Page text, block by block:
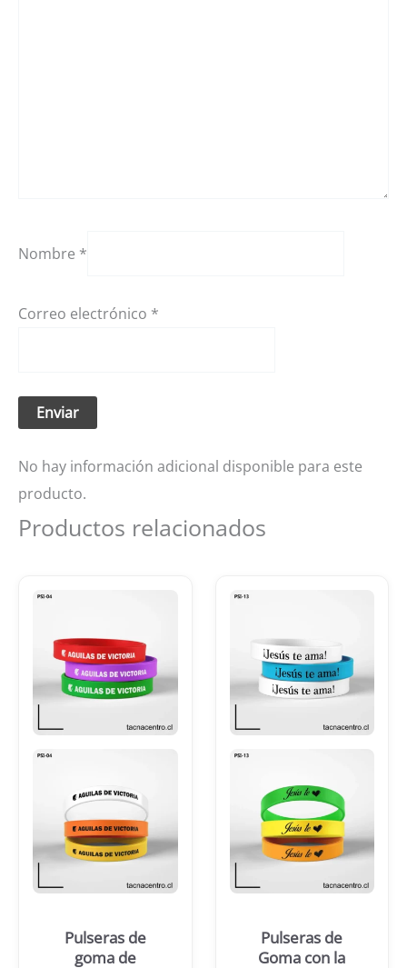
Nombre *
Correo electrónico *
No hay información adicional disponible para este
producto.
Productos relacionados
Pulseras de
goma de
Pulseras de
Goma con la